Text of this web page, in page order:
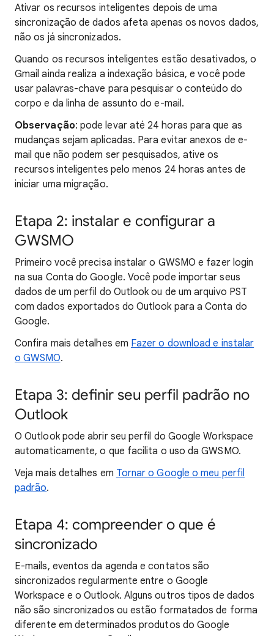
Ativar os recursos inteligentes depois de uma
sincronização de dados afeta apenas os novos dados,
não os já sincronizados.
Quando os recursos inteligentes estão desativados, o
Gmail ainda realiza a indexação básica, e você pode
usar palavras-chave para pesquisar o conteúdo do
corpo e da linha de assunto do e-mail.
Observação: pode levar até 24 horas para que as
mudanças sejam aplicadas. Para evitar anexos de e-
mail que não podem ser pesquisados, ative os
recursos inteligentes pelo menos 24 horas antes de
iniciar uma migração.
Etapa 2: instalar e configurar a
GWSMO
Primeiro você precisa instalar o GWSMO e fazer login
na sua Conta do Google. Você pode importar seus
dados de um perfil do Outlook ou de um arquivo PST
com dados exportados do Outlook para a Conta do
Google.
Confira mais detalhes em Fazer o download e instalar
o GWSMO.
Etapa 3: definir seu perfil padrão no
Outlook
O Outlook pode abrir seu perfil do Google Workspace
automaticamente, o que facilita o uso da GWSMO.
Veja mais detalhes em Tornar o Google o meu perfil
padrão.
Etapa 4: compreender o que é
sincronizado
E-mails, eventos da agenda e contatos são
sincronizados regularmente entre o Google
Workspace e o Outlook. Alguns outros tipos de dados
não são sincronizados ou estão formatados de forma
diferente em determinados produtos do Google